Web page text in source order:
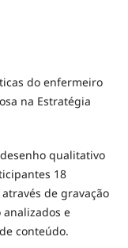
do enfermeiro
na Estratégia
qualitativo
18
de gravação
e
conteúdo.